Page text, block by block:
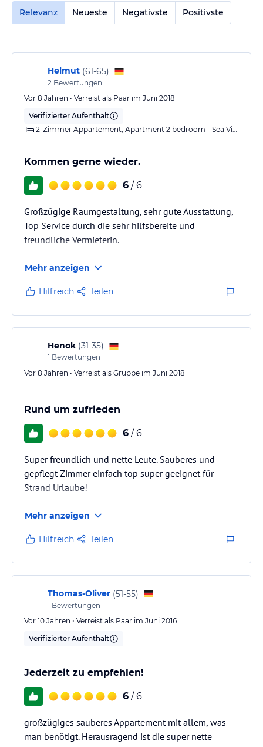
Relevanz
Neueste Negativste Positivste
Helmut (61-65)
2 Bewertungen
Vor 8 Jahren • Verreist als Paar im Juni 2018
Verifizierter Aufenthalt
2-Zimmer Appartement, Apartment 2 bedroom - Sea View
Kommen gerne wieder.
6 / 6
Großzügige Raumgestaltung, sehr gute Ausstattung,
Top Service durch die sehr hilfsbereite und
freundliche Vermieterin.
Mehr anzeigen
Hilfreich Teilen
Henok (31-35)
1 Bewertungen
Vor 8 Jahren • Verreist als Gruppe im Juni 2018
Rund um zufrieden
6 / 6
Super freundlich und nette Leute. Sauberes und
gepflegt Zimmer einfach top super geeignet für
Strand Urlaube!
Mehr anzeigen
Hilfreich Teilen
Thomas-Oliver (51-55)
1 Bewertungen
Vor 10 Jahren • Verreist als Paar im Juni 2016
Verifizierter Aufenthalt
Jederzeit zu empfehlen!
6 / 6
großzügiges sauberes Appartement mit allem, was
man benötigt. Herausragend ist die super nette